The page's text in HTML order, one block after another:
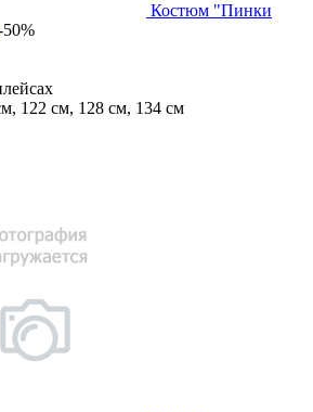
Костюм "Пинки
50%
, 122 см, 128 см, 134 см